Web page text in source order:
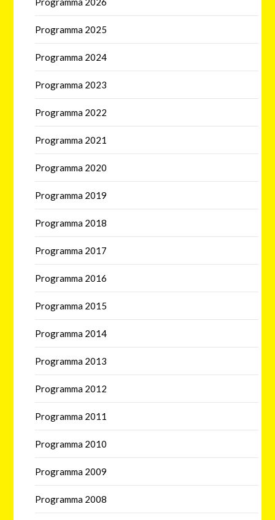
Programma 2025
Programma 2024
Programma 2023
Programma 2022
Programma 2021
Programma 2020
Programma 2019
Programma 2018
Programma 2017
Programma 2016
Programma 2015
Programma 2014
Programma 2013
Programma 2012
Programma 2011
Programma 2010
Programma 2009
Programma 2008